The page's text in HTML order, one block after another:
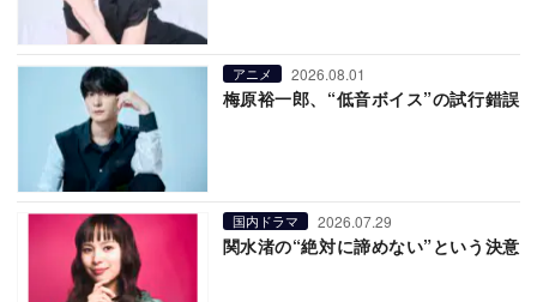
アニメ 2026.08.01
梅原裕一郎、“低音ボイス”の試行錯誤
国内ドラマ 2026.07.29
関水渚の“絶対に諦めない”という決意